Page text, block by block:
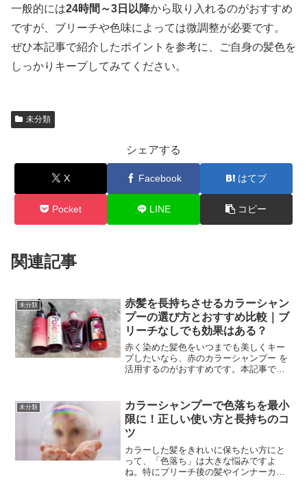
一般的には24時間～3日以降から取り入れるのがおすすめ
ですが、ブリーチや色味によっては微調整が必要です。
ぜひ本記事で紹介したポイントを参考に、ご自身の髪色を
しっかりキープしてみてください。
未分類
シェアする
X Facebook はてブ
Pocket LINE コピー
関連記事
未分類
赤髪を長持ちさせるカラーシャン
プーの選び方とおすすめ比較｜ブ
リーチなしでも効果はある？
赤く染めた髪色をいつまでも美しくキー
プしたいなら、赤のカラーシャンプー を
活用するのがおすすめです。本記事で
チなど、赤のカラーシャンプー にまつわ
るさまざまな疑問を解消...
未分類
カラーシャンプーで色落ちを最小
限に！正しい使い方と長持ちのコ
ツ
カラーした髪をきれいに保ちたい方にと
って、「色落ち」は大きな悩みですよ
ね。特にブリーチ後の髪やインナーカラ